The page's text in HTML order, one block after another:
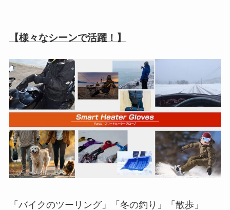
【様々なシーンで活躍！】
「バイクのツーリング」「冬の釣り」「散歩」